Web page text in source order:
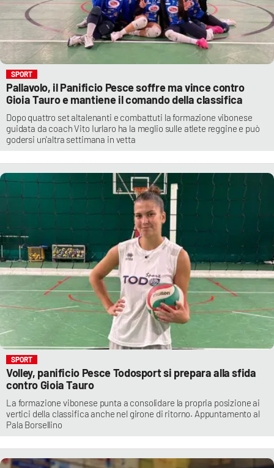
SPORT
Pallavolo, il Panificio Pesce soffre ma vince contro
Gioia Tauro e mantiene il comando della classifica
Dopo quattro set altalenanti e combattuti la formazione vibonese
guidata da coach Vito Iurlaro ha la meglio sulle atlete reggine e può
godersi un'altra settimana in vetta
SPORT
Volley, panificio Pesce Todosport si prepara alla sfida
contro Gioia Tauro
La formazione vibonese punta a consolidare la propria posizione ai
vertici della classifica anche nel girone di ritorno. Appuntamento al
Pala Borsellino